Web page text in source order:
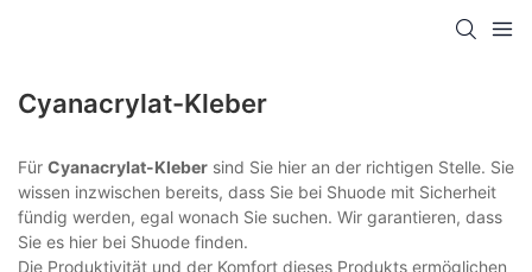
Cyanacrylat-Kleber
Für Cyanacrylat-Kleber sind Sie hier an der richtigen Stelle. Sie
wissen inzwischen bereits, dass Sie bei Shuode mit Sicherheit
fündig werden, egal wonach Sie suchen. Wir garantieren, dass
Sie es hier bei Shuode finden.
Die Produktivität und der Komfort dieses Produkts ermöglichen